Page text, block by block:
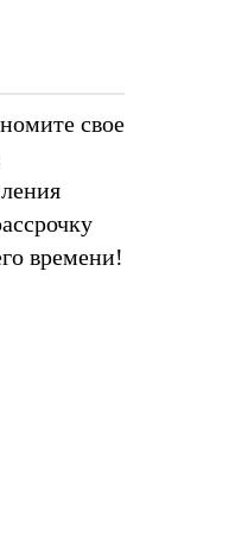
свое
времени!